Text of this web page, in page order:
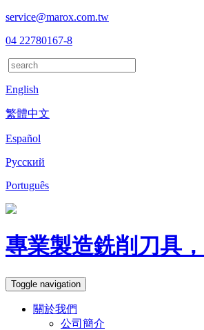
service@marox.com.tw
04 22780167-8
English
繁體中文
Español
Русский
Português
專業製造銑削刀具
Toggle navigation
關於我們
公司簡介